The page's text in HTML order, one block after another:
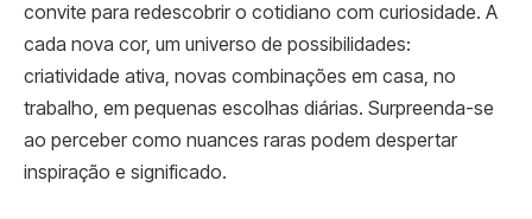
convite para redescobrir o cotidiano com curiosidade. A
cada nova cor, um universo de possibilidades:
criatividade ativa, novas combinações em casa, no
trabalho, em pequenas escolhas diárias. Surpreenda-se
ao perceber como nuances raras podem despertar
inspiração e significado.